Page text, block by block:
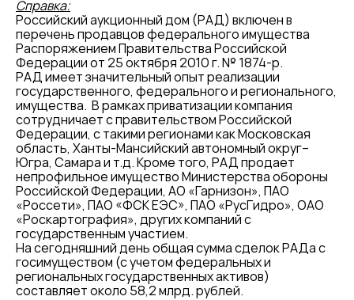
Справка:
Российский аукционный дом (РАД) включен в
перечень продавцов федерального имущества
Распоряжением Правительства Российской
Федерации от 25 октября 2010 г. № 1874-р.
РАД имеет значительный опыт реализации
государственного, федерального и регионального,
имущества. В рамках приватизации компания
сотрудничает с правительством Российской
Федерации, с такими регионами как Московская
область, Ханты-Мансийский автономный округ–
Югра, Самара и т.д. Кроме того, РАД продает
непрофильное имущество Министерства обороны
Российской Федерации, АО «Гарнизон», ПАО
«Россети», ПАО «ФСК ЕЭС», ПАО «РусГидро», ОАО
«Роскартография», других компаний с
государственным участием.
На сегодняшний день общая сумма сделок РАДа с
госимуществом (с учетом федеральных и
региональных государственных активов)
составляет около 58,2 млрд. рублей.